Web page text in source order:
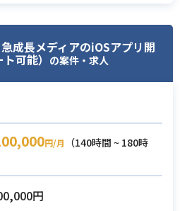
境の構築およびテストの実施
設計・作業に関わる技術的支
面談時にお伝えします。
験
、GCP等での構築作業経験
、Tomcat、Oracle、Linux、
してWebアプリを開発した経
成長メディアのiOSアプリ開
可能） の案件・求人
円/月
（140時間 ~ 180時
円